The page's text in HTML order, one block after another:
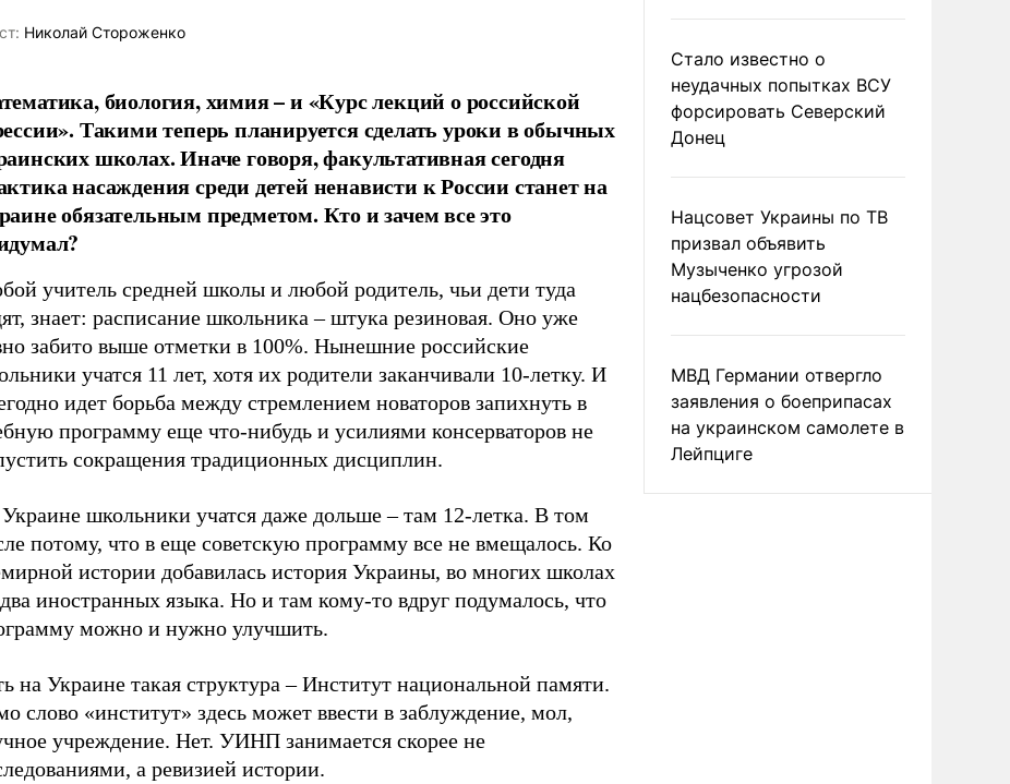
Николай Стороженко
биология, химия – и «Курс лекций о российской
Такими теперь планируется сделать уроки в обычных
школах. Иначе говоря, факультативная сегодня
насаждения среди детей ненависти к России станет на
обязательным предметом. Кто и зачем все это
учитель средней школы и любой родитель, чьи дети туда
знает: расписание школьника – штука резиновая. Оно уже
забито выше отметки в 100%. Нынешние российские
учатся 11 лет, хотя их родители заканчивали 10-летку. И
идет борьба между стремлением новаторов запихнуть в
программу еще что-нибудь и усилиями консерваторов не
сокращения традиционных дисциплин.
школьники учатся даже дольше – там 12-летка. В том
потому, что в еще советскую программу все не вмещалось. Ко
истории добавилась история Украины, во многих школах
иностранных языка. Но и там кому-то вдруг подумалось, что
можно и нужно улучшить.
на Украине такая структура – Институт национальной памяти.
слово «институт» здесь может ввести в заблуждение, мол,
учреждение. Нет. УИНП занимается скорее не
а ревизией истории.
Стало известно о
неудачных попытках ВСУ
форсировать Северский
Донец
Нацсовет Украины по ТВ
призвал объявить
Музыченко угрозой
нацбезопасности
МВД Германии отвергло
заявления о боеприпасах
на украинском самолете в
Лейпциге